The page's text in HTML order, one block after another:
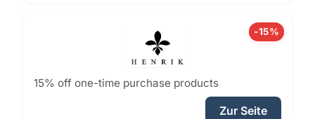
-15%
15% off one-time purchase products
Zur Seite